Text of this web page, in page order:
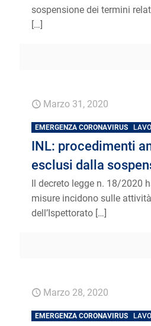
sospensione dei termini
[…]
Marzo 31, 2020
EMERGENZA CORONAVIRUS
INL: procedimenti
esclusi dalla
Il decreto legge n. 18/2020
misure incidono sulle
dell’Ispettorato […]
Marzo 28, 2020
EMERGENZA CORONAVIRUS